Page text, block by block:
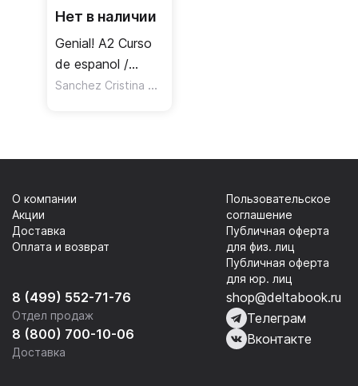
Нет в наличии
Genial! A2 Curso
de espanol /
Учебник
Sanchez Cristina Garcia
8 (499) 552-71-76
Отдел продаж
8 (800) 700-10-06
Доставка
О компании
Акции
Доставка
Оплата и возврат
Пользовательское
соглашение
Публичная оферта
для физ. лиц
Публичная оферта
для юр. лиц
shop@deltabook.ru
Телеграм
Вконтакте